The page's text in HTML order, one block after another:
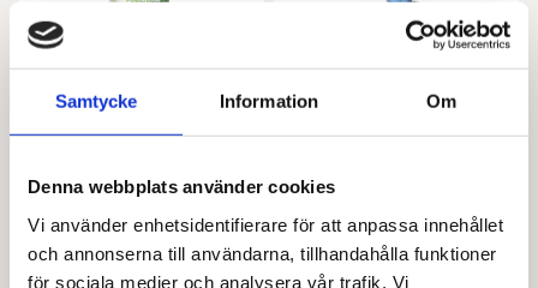
Samtycke Information Om
Denna webbplats använder cookies
Vi använder enhetsidentifierare för att anpassa innehållet
och annonserna till användarna, tillhandahålla funktioner
för sociala medier och analysera vår trafik. Vi
OCEAN
89,00kr
Lägg till i varukorg
109,00
Lägg till i varukorg